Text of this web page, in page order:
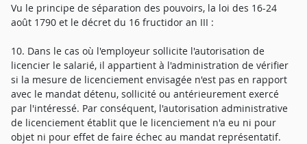
Vu le principe de séparation des pouvoirs, la loi des 16-24
août 1790 et le décret du 16 fructidor an III :
10. Dans le cas où l'employeur sollicite l'autorisation de
licencier le salarié, il appartient à l'administration de vérifier
si la mesure de licenciement envisagée n'est pas en rapport
avec le mandat détenu, sollicité ou antérieurement exercé
par l'intéressé. Par conséquent, l'autorisation administrative
de licenciement établit que le licenciement n'a eu ni pour
objet ni pour effet de faire échec au mandat représentatif.